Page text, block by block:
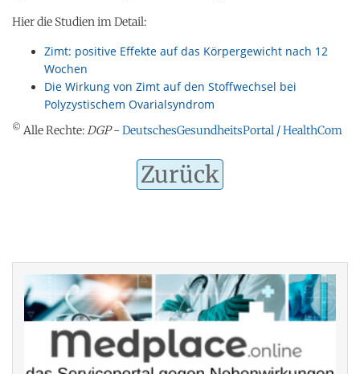
Hier die Studien im Detail:
Zimt: positive Effekte auf das Körpergewicht nach 12
Wochen
Die Wirkung von Zimt auf den Stoffwechsel bei
Polyzystischem Ovarialsyndrom
© Alle Rechte:DGP- DeutschesGesundheitsPortal / HealthCom
Zurück